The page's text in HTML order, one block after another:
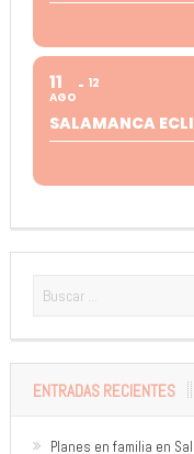
11
AGO
12
SALAMANCA
ENTRADAS RECIENTES
Planes en familia en